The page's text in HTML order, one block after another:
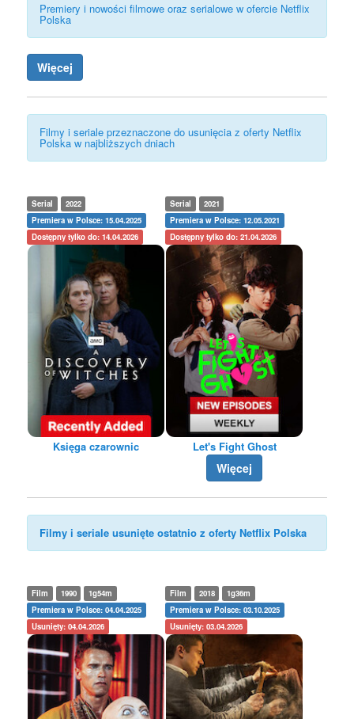
Premiery i nowości filmowe oraz serialowe w ofercie Netflix
Polska
Więcej
Filmy i seriale przeznaczone do usunięcia z oferty Netflix
Polska w najbliższych dniach
Serial
2022
Premiera w Polsce: 15.04.2025
Dostępny tylko do: 14.04.2026
Księga czarownic
Serial
2021
Premiera w Polsce: 12.05.2021
Dostępny tylko do: 21.04.2026
Let's Fight Ghost
Więcej
Filmy i seriale usunięte ostatnio z oferty Netflix Polska
Film 1990
1g54m
Premiera w Polsce: 04.04.2025
Usunięty: 04.04.2026
Film 2018
1g36m
Premiera w Polsce: 03.10.2025
Usunięty: 03.04.2026